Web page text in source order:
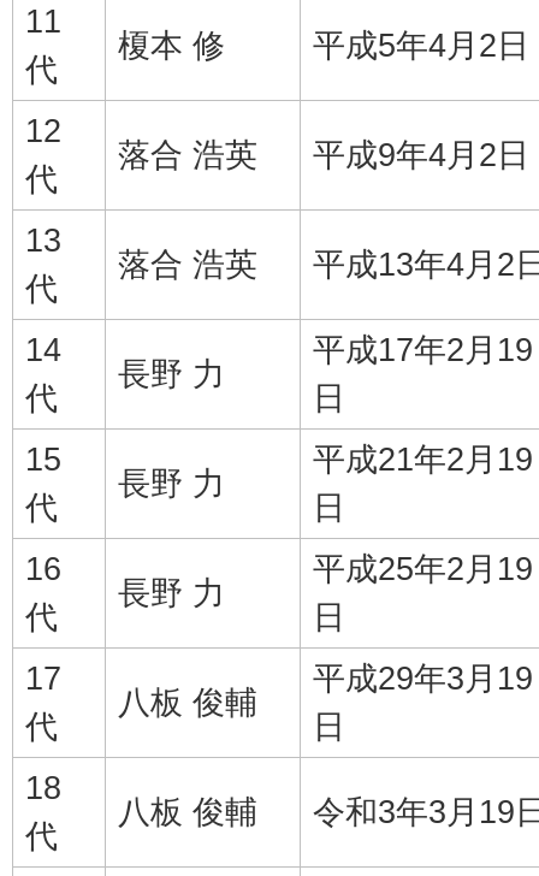
11
代
榎本 修 平成5年4月2日
12
代
落合 浩英 平成9年4月2日
13
代
落合 浩英 平成13年4月2
14
代
長野 力
平成17年2月19
日
15
代
長野 力
平成21年2月19
日
16
代
長野 力
平成25年2月19
日
17
代
八板 俊輔
平成29年3月19
日
18
代
八板 俊輔 令和3年3月19